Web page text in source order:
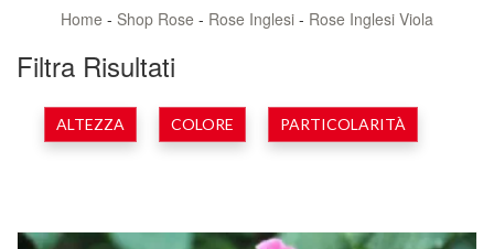
Home - Shop Rose - Rose Inglesi - Rose Inglesi Viola
Filtra Risultati
ALTEZZA COLORE PARTICOLARITÀ